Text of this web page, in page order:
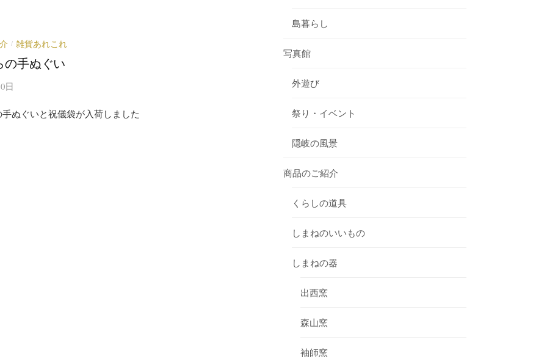
/ 雑貨あれこれ
の手ぬぐい
日
ぬぐいと祝儀袋が入荷しました
島暮らし
写真館
外遊び
祭り・イベント
隠岐の風景
商品のご紹介
くらしの道具
しまねのいいもの
しまねの器
出西窯
森山窯
袖師窯